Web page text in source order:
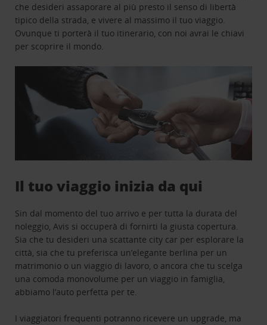
che desideri assaporare al più presto il senso di libertà
tipico della strada, e vivere al massimo il tuo viaggio.
Ovunque ti porterà il tuo itinerario, con noi avrai le chiavi
per scoprire il mondo.
Il tuo viaggio inizia da qui
Sin dal momento del tuo arrivo e per tutta la durata del
noleggio, Avis si occuperà di fornirti la giusta copertura.
Sia che tu desideri una scattante city car per esplorare la
città, sia che tu preferisca un’elegante berlina per un
matrimonio o un viaggio di lavoro, o ancora che tu scelga
una comoda monovolume per un viaggio in famiglia,
abbiamo l’auto perfetta per te.
I viaggiatori frequenti potranno ricevere un upgrade, ma